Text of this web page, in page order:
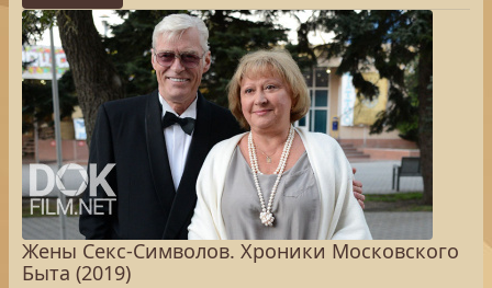
Жены Секс-Символов. Хроники Московского
Быта (2019)